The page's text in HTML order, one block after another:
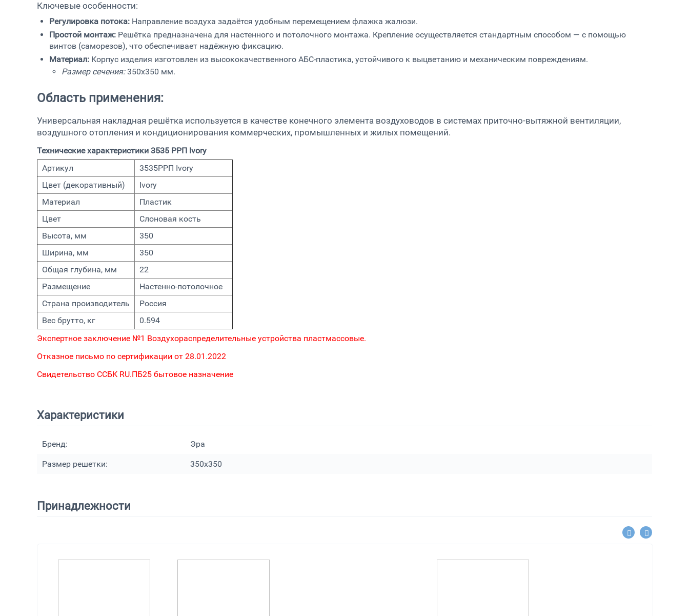
Ключевые особенности:
Регулировка потока: Направление воздуха задаётся удобным перемещением флажка жалюзи.
Простой монтаж: Решётка предназначена для настенного и потолочного монтажа. Крепление осуществляется стандартным способом — с помощью
винтов (саморезов), что обеспечивает надёжную фиксацию.
Материал: Корпус изделия изготовлен из высококачественного АБС-пластика, устойчивого к выцветанию и механическим повреждениям.
Размер сечения:350х350 мм.
Область применения:
Универсальная накладная решётка используется в качестве конечного элемента воздуховодов в системах приточно-вытяжной вентиляции,
воздушного отопления и кондиционирования коммерческих, промышленных и жилых помещений.
Технические характеристики 3535 РРП Ivory
Артикул
3535РРП Ivory
Цвет (декоративный)
Ivory
Материал
Пластик
Цвет
Слоновая кость
Высота, мм
350
Ширина, мм
350
Общая глубина, мм
22
Размещение
Настенно-потолочное
Страна производитель
Россия
Вес брутто, кг
0.594
Экспертное заключение №1 Воздухораспределительные устройства пластмассовые.
Отказное письмо по сертификации от 28.01.2022
Свидетельство ССБК RU.ПБ25 бытовое назначение
Характеристики
Бренд: Эра
Размер решетки: 350х350
Принадлежности